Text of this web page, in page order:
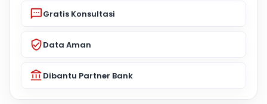
Gratis Konsultasi
Data Aman
Dibantu Partner Bank